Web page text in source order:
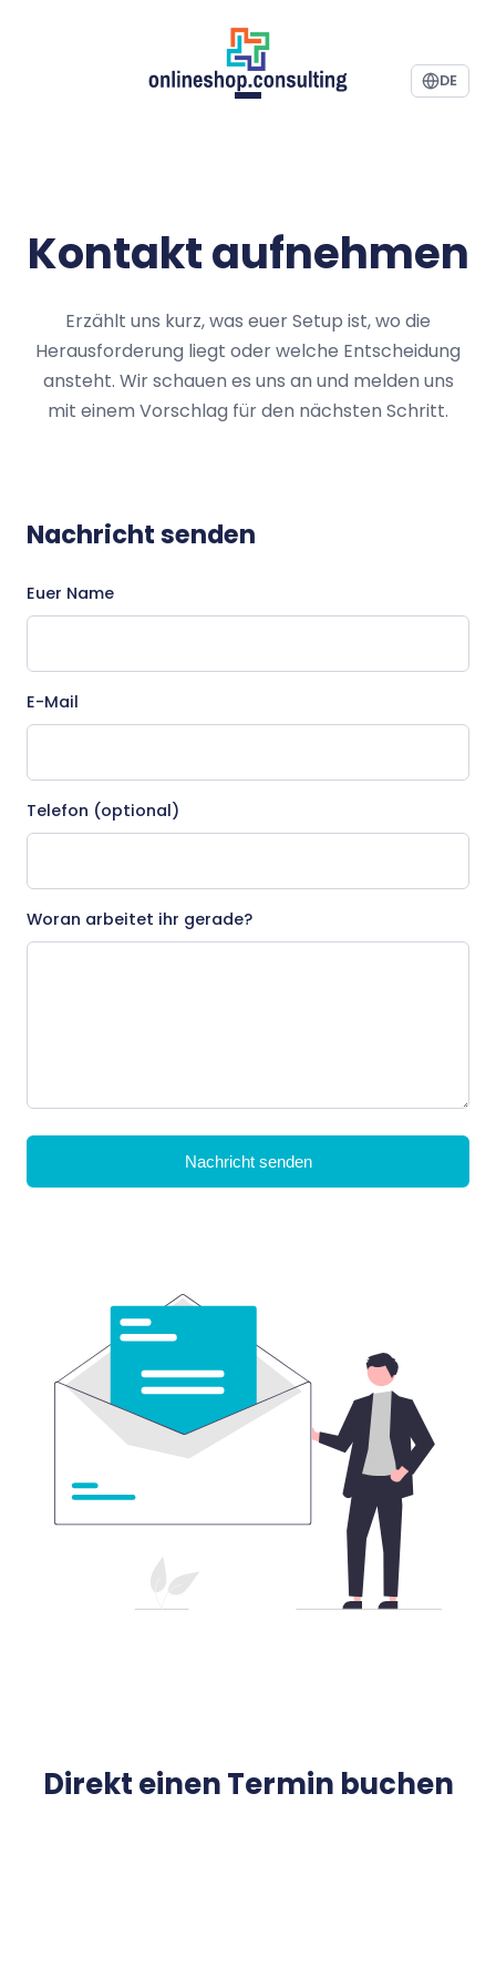
DE
Kontakt aufnehmen
Erzählt uns kurz, was euer Setup ist, wo die
Herausforderung liegt oder welche Entscheidung
ansteht. Wir schauen es uns an und melden uns
mit einem Vorschlag für den nächsten Schritt.
Nachricht senden
Euer Name
E-Mail
Telefon (optional)
Woran arbeitet ihr gerade?
Nachricht senden
Direkt einen Termin buchen